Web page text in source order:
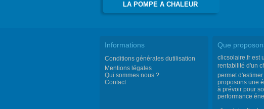
LA POMPE A CHALEUR
Informations
Conditions générales dutilisation
Mentions légales
Qui sommes nous ?
Contact
Que
clicsolaire.fr est
rentabilité d'un
permet
proposons une
à prévoir pour
performance